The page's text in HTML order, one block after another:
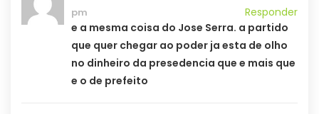
pm
Responder
e a mesma coisa do Jose Serra. a partido
que quer chegar ao poder ja esta de olho
no dinheiro da presedencia que e mais que
e o de prefeito